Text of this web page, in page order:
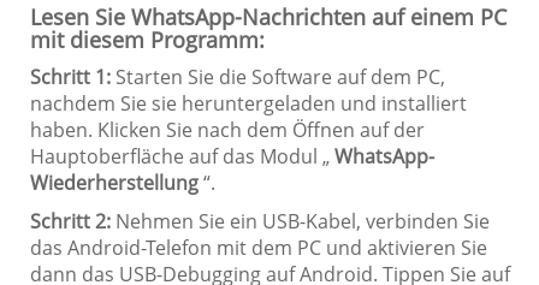
Lesen Sie WhatsApp-Nachrichten auf einem PC
mit diesem Programm:
Schritt 1: Starten Sie die Software auf dem PC,
nachdem Sie sie heruntergeladen und installiert
haben. Klicken Sie nach dem Öffnen auf der
Hauptoberfläche auf das Modul „WhatsApp-
Wiederherstellung“.
Schritt 2: Nehmen Sie ein USB-Kabel, verbinden Sie
das Android-Telefon mit dem PC und aktivieren Sie
dann das USB-Debugging auf Android. Tippen Sie auf